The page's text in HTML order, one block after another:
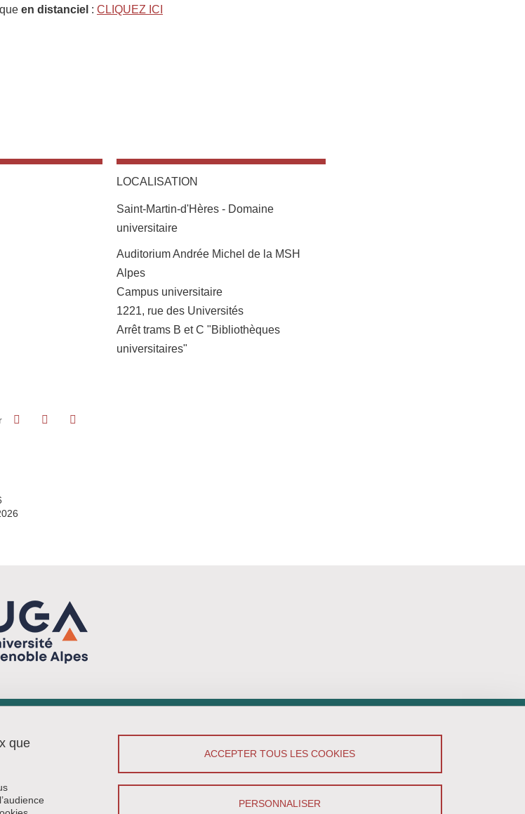
en distanciel : CLIQUEZ ICI
LOCALISATION
Saint-Martin-d'Hères - Domaine
universitaire
Complément lieu
Auditorium Andrée Michel de la MSH
Alpes
Campus universitaire
1221, rue des Universités
Arrêt trams B et C "Bibliothèques
universitaires"
Partager sur Facebook
Partager sur LinkedIn
que
ACCEPTER TOUS LES COOKIES
PERSONNALISER